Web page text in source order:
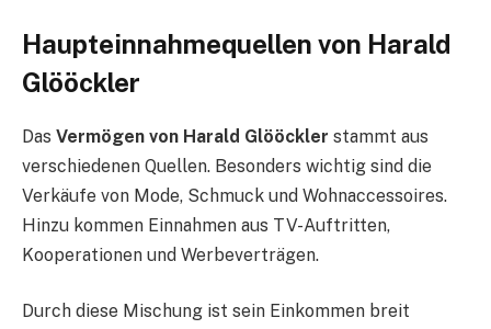
Haupteinnahmequellen von Harald
Glööckler
Das Vermögen von Harald Glööckler stammt aus
verschiedenen Quellen. Besonders wichtig sind die
Verkäufe von Mode, Schmuck und Wohnaccessoires.
Hinzu kommen Einnahmen aus TV-Auftritten,
Kooperationen und Werbeverträgen.
Durch diese Mischung ist sein Einkommen breit